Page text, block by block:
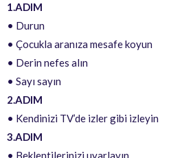
1.ADIM
• Durun
• Çocukla aranıza mesafe koyun
• Derin nefes alın
• Sayı sayın
2.ADIM
• Kendinizi TV’de izler gibi izleyin
3.ADIM
• Beklentilerinizi uyarlayın